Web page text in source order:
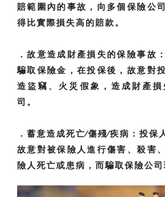
賠範圍內的事故，向多個保險公
得比實際損失高的賠款。
．故意造成財產損失的保險事故
騙取保險金，在投保後，故意對
造盜竊、火災假象，造成財產
司。
．蓄意造成死亡∕傷殘∕疾病：投
故意對被保險人進行傷害、殺害
險人死亡或患病，而騙取保險公司